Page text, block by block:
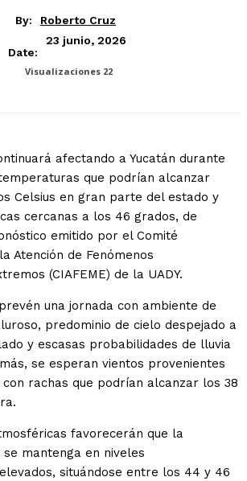
By: Roberto Cruz
Date:
23 junio, 2026
Visualizaciones 22
afectando a Yucatán durante
que podrían alcanzar
Celsius en gran parte del estado y
cercanas a los 46 grados, de
emitido por el Comité
Atención de Fenómenos
(CIAFEME) de la UADY.
una jornada con ambiente de
predominio de cielo despejado a
y escasas probabilidades de lluvia
se esperan vientos provenientes
rachas que podrían alcanzar los 38
favorecerán que la
mantenga en niveles
situándose entre los 44 y 46